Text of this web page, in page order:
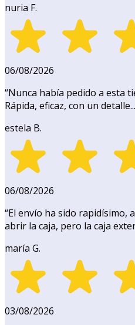
nuria F.
06/08/2026
“Nunca había pedido a esta
Rápida, eficaz, con un
estela B.
06/08/2026
“El envío ha sido rapidísimo,
abrir la caja, pero la caja
maría G.
03/08/2026